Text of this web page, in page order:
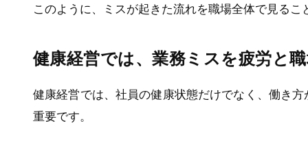
このように、ミスが起きた流れを職場全体で見る
健康経営では、業務ミスを疲労と
健康経営では、社員の健康状態だけでなく、働き
重要です。